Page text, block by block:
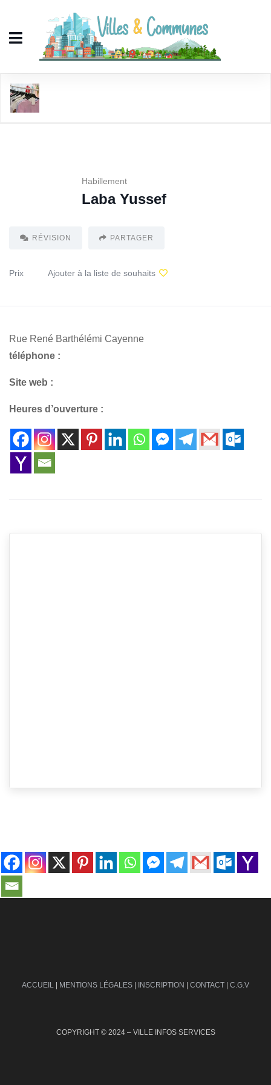
Habillement
Laba Yussef
RÉVISION PARTAGER
Prix Ajouter à la liste de souhaits
Rue René Barthélémi Cayenne
téléphone :
Site web :
Heures d’ouverture :
ACCUEIL | MENTIONS LÉGALES | INSCRIPTION | CONTACT | C.G.V
COPYRIGHT © 2024 – VILLE INFOS SERVICES